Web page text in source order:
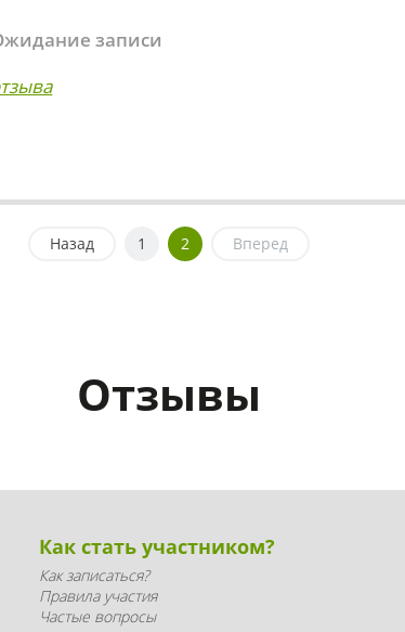
записи
Назад 1 2 Вперед
Отзывы
Как стать участником?
Как записаться?
Правила участия
Частые вопросы